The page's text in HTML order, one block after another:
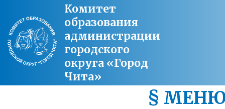
Комитет
образования
администрации
городского
округа «Город
Чита»
§